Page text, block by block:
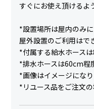
すぐにお使え頂けるよ
*設置場所は屋内のみに
屋外設置のご利用はで
*付属する給水ホース
*排水ホースは60cm程
*画像はイメージになり
*リユース品をご注文